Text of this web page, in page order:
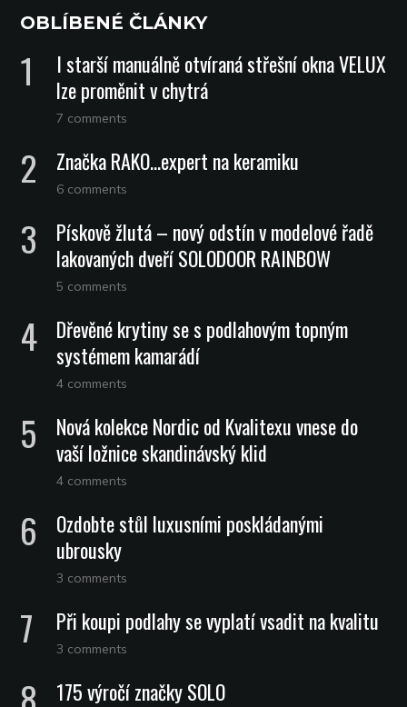
OBLÍBENÉ ČLÁNKY
I starší manuálně otvíraná střešní okna VELUX
lze proměnit v chytrá
7 comments
Značka RAKO…expert na keramiku
6 comments
Pískově žlutá – nový odstín v modelové řadě
lakovaných dveří SOLODOOR RAINBOW
5 comments
Dřevěné krytiny se s podlahovým topným
systémem kamarádí
4 comments
Nová kolekce Nordic od Kvalitexu vnese do
vaší ložnice skandinávský klid
4 comments
Ozdobte stůl luxusními poskládanými
ubrousky
3 comments
Při koupi podlahy se vyplatí vsadit na kvalitu
3 comments
175 výročí značky SOLO